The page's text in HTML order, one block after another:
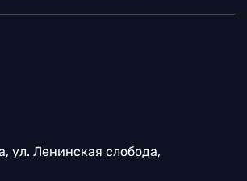
ул. Ленинская слобода,